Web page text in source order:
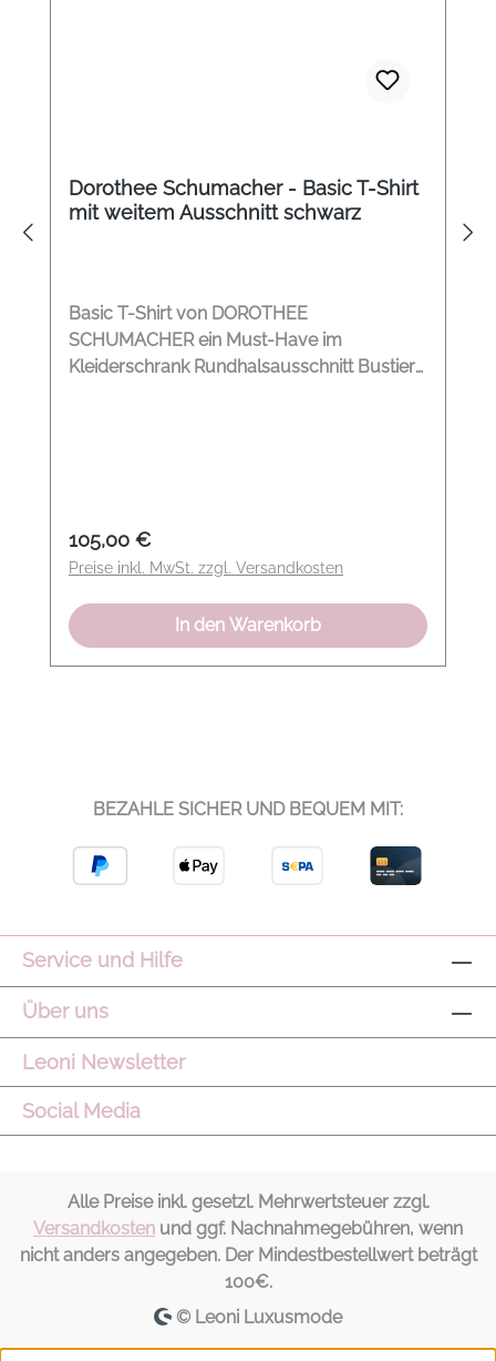
Dorothee Schumacher - Basic T-Shirt
mit weitem Ausschnitt schwarz
Basic T-Shirt von DOROTHEE
SCHUMACHER ein Must-Have im
Kleiderschrank Rundhalsausschnitt Bustier
Regulärer Preis:
105,00 €
Preise inkl. MwSt. zzgl. Versandkosten
In den Warenkorb
BEZAHLE SICHER UND BEQUEM MIT:
Service und Hilfe
Über uns
Leoni Newsletter
Social Media
Alle Preise inkl. gesetzl. Mehrwertsteuer zzgl.
Versandkosten und ggf. Nachnahmegebühren, wenn
nicht anders angegeben. Der Mindestbestellwert beträgt
100€.
© Leoni Luxusmode